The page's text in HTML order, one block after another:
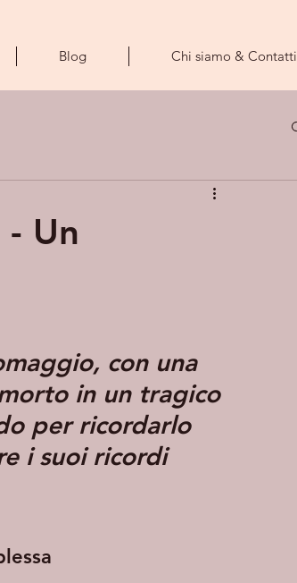
Blog Chi siamo & Contatti
Un
con una
in un tragico
per ricordarlo
i suoi ricordi